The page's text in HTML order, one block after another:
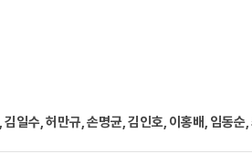
일수, 허만규, 손명균, 김인호, 이홍배, 임동순